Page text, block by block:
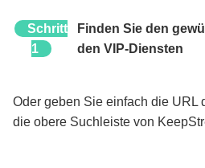
Schritt
1
Finden Sie den
den VIP-Diensten
Oder geben Sie einfach die URL
die obere Suchleiste von